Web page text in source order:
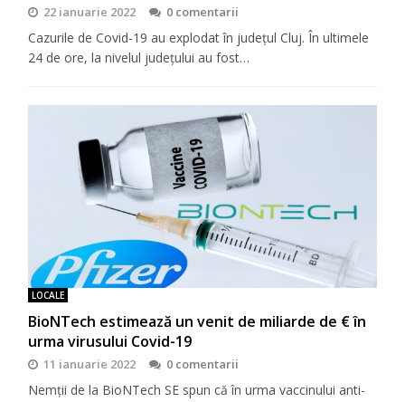
22 ianuarie 2022 0 comentarii
Cazurile de Covid-19 au explodat în județul Cluj. În ultimele
24 de ore, la nivelul județului au fost…
LOCALE
BioNTech estimează un venit de miliarde de € în
urma virusului Covid-19
11 ianuarie 2022 0 comentarii
Nemții de la BioNTech SE spun că în urma vaccinului anti-